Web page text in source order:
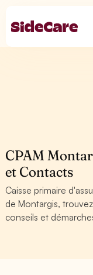
CPAM
et Contacts
Caisse primaire
de Montargis,
conseils et